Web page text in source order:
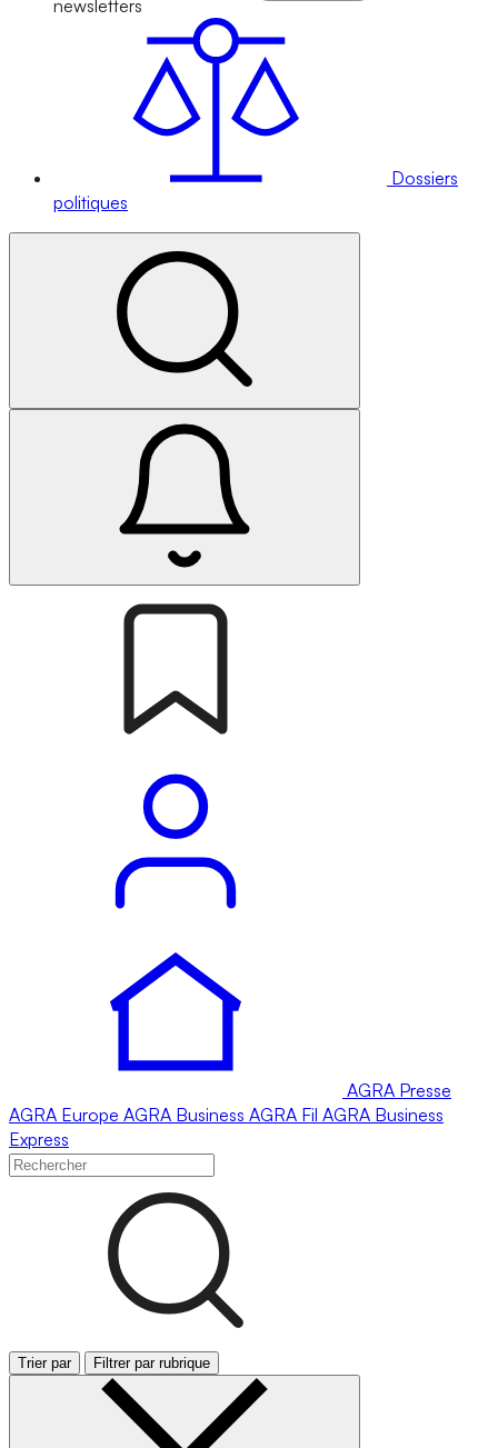
newsletters
Dossiers
politiques
AGRA Presse
AGRA Europe AGRA Business AGRA Fil AGRA Business
Express
Trier par Filtrer par rubrique